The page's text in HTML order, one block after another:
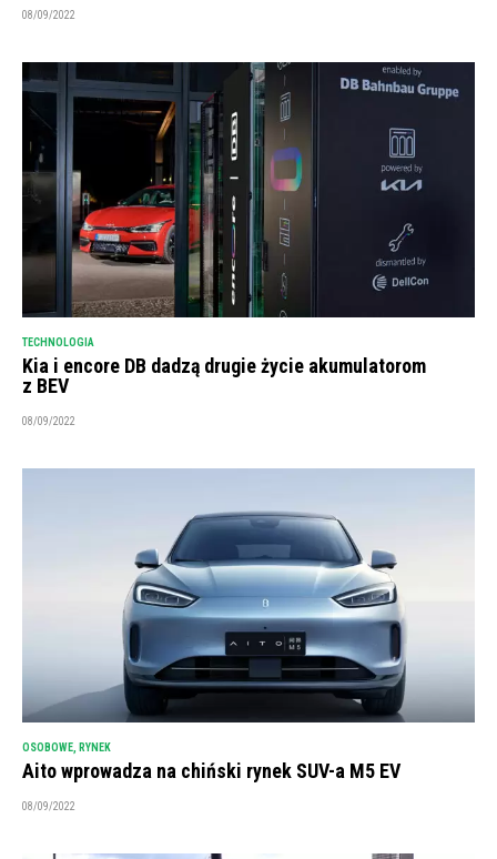
08/09/2022
TECHNOLOGIA
Kia i encore DB dadzą drugie życie akumulatorom
z BEV
08/09/2022
OSOBOWE, RYNEK
Aito wprowadza na chiński rynek SUV-a M5 EV
08/09/2022